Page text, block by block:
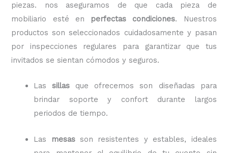
piezas. nos aseguramos de que cada pieza de
mobiliario esté en
perfectas condiciones. Nuestros
productos son seleccionados cuidadosamente y pasan
por inspecciones regulares para garantizar que tus
invitados se sientan cómodos y seguros.
Lassillas que ofrecemos son diseñadas para
brindar soporte y confort durante largos
periodos de tiempo.
Las mesasson resistentes y estables, ideales